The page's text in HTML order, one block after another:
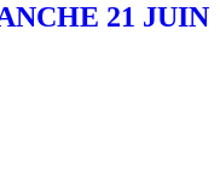
21 JUIN